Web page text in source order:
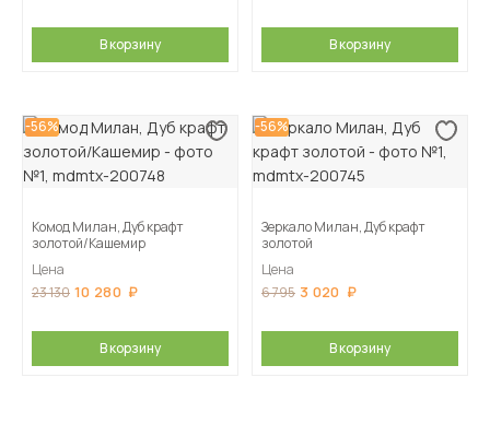
В корзину В корзину
-56%
Комод Милан, Дуб крафт
золотой/Кашемир
Цена
23 130 10 280
В корзину
-56%
Зеркало Милан, Дуб крафт
золотой
Цена
6 795 3 020
В корзину